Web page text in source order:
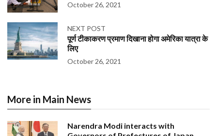
October 26, 2021
NEXT POST
पूर्ण टीकाकरण प्रमाण दिखाना होगा अमेरिका यात्रा के
लिए
October 26, 2021
More in Main News
Narendra Modi interacts with